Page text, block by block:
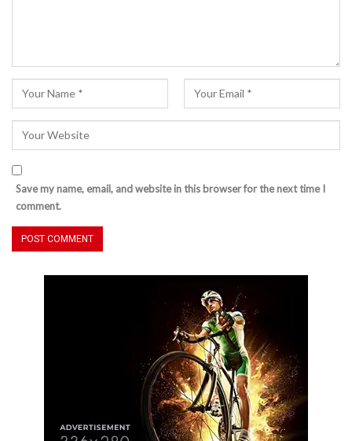
Save my name, email, and website in this browser for the next time I
comment.